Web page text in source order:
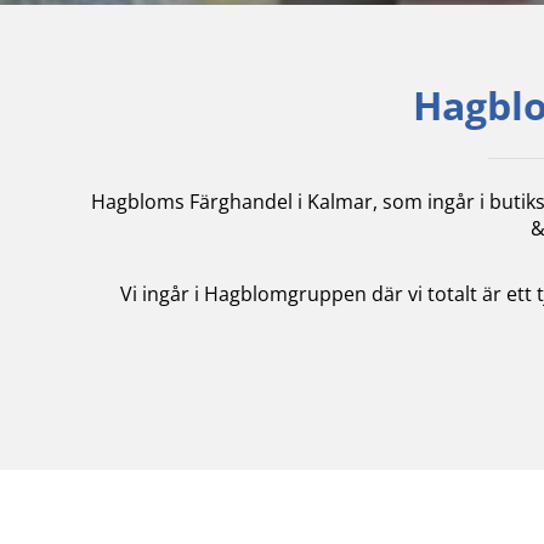
Hagbloms Färghandel i Kalmar, som ingår i
Vi ingår i Hagblomgruppen där vi totalt är